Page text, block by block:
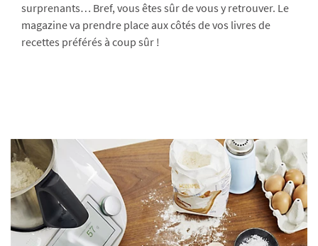
surprenants… Bref, vous êtes sûr de vous y retrouver. Le
magazine va prendre place aux côtés de vos livres de
recettes préférés à coup sûr !